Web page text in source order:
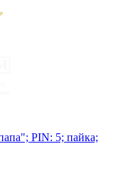
PIN: 5; пайка;